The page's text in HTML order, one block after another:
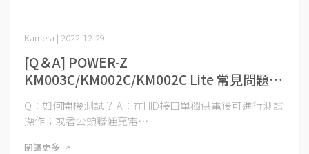
[Q＆A] POWER-Z
KM003C/KM002C/KM002C Lite 常見問題解
Kamera | 2022-12-29
Q：如何開機測試？ A：在HID接口單獨供電後可進行測試
操作；或者公頭聯通充電⋯
閱讀更多 ->